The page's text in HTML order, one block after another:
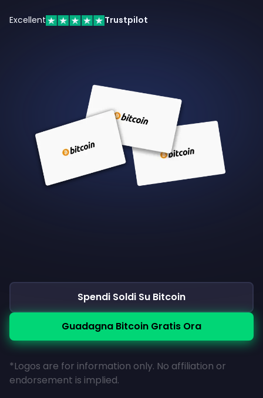
Excellent Trustpilot
Spendi Soldi Su Bitcoin
Guadagna Bitcoin Gratis Ora
*Logos are for information only. No affiliation or
endorsement is implied.